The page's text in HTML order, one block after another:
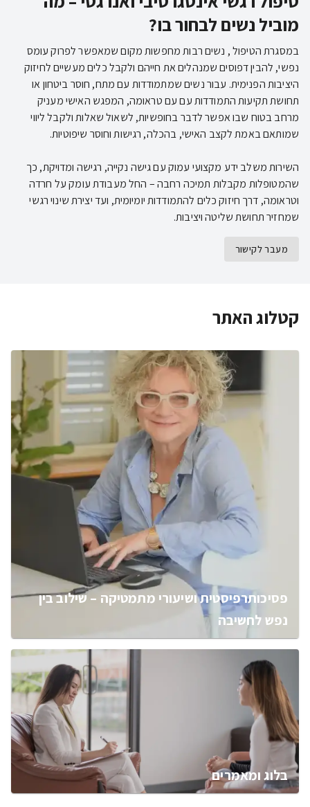
מוביל נשים לבחור בו?
במסגרת הטיפול , נשים רבות מחפשות מקום שמאפשר לפרוק עומס
נפשי, להבין דפוסים שמנהלים את חייהם ולקבל כלים מעשיים לחיזוק
היציבות הפנימית. עבור נשים שמתמודדות עם מתח, חוסר ביטחון או
תחושת תקיעות התמודדות עם עם טראומה, המפגש האישי מעניק
מרחב בטוח שבו אפשר לדבר בחופשיות, לשאול שאלות ולקבל ליווי
השירות משלב ידע מקצועי עמוק עם גישה נקייה, רגישה ומדויקת, כך
שהמטופלות מקבלות תמיכה רחבה – החל מעבודת עומק על חרדה
וטראומה, דרך חיזוק כלים להתמודדות יומיומית, ועד יצירת שינוי רגשי
שמחזיר תחושת שליטה ויציבות.
מעבר לקישור
קטלוג האתר
פסיכותרפיסטית ושיעורי מתמטיקה – שילוב בין
נפש לחשיבה
בלוג ומאמרים